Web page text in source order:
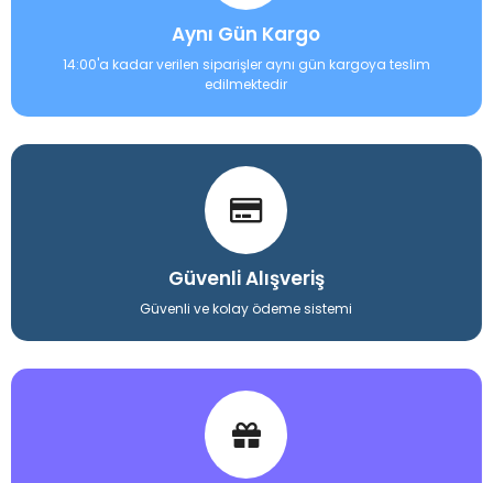
Aynı Gün Kargo
14:00'a kadar verilen siparişler aynı gün kargoya teslim
edilmektedir
Güvenli Alışveriş
Güvenli ve kolay ödeme sistemi